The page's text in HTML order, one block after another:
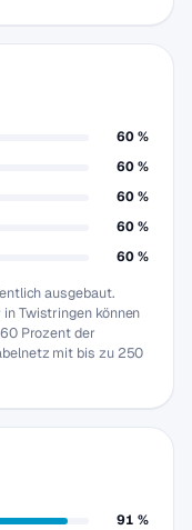
60 %
60 %
60 %
60 %
60 %
ausgebaut.
Twistringen können
Prozent der
mit bis zu 250
91 %